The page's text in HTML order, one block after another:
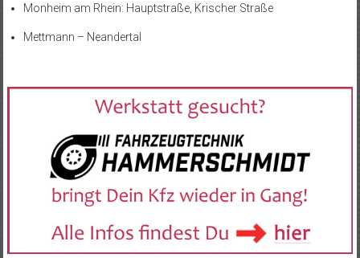
Monheim am Rhein: Hauptstraße, Krischer Straße
Mettmann – Neandertal